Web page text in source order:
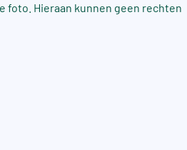
foto. Hieraan kunnen geen rechten